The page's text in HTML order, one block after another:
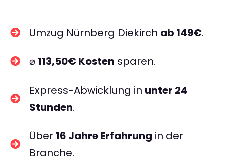
Umzug Nürnberg Diekirch ab 149€.
⌀ 113,50€ Kosten sparen.
Express-Abwicklung in unter 24
Stunden.
Über 16 Jahre Erfahrung in der
Branche.